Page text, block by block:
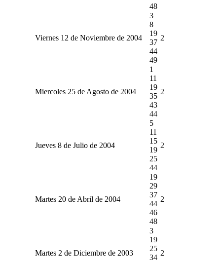
48
Viernes 12 de Noviembre de 2004
3
8
19
37
44
49
2
Miercoles 25 de Agosto de 2004
1
11
19
35
43
44
2
Jueves 8 de Julio de 2004
5
11
15
19
25
44
2
Martes 20 de Abril de 2004
19
29
37
44
46
48
2
Martes 2 de Diciembre de 2003
3
19
25
34
2